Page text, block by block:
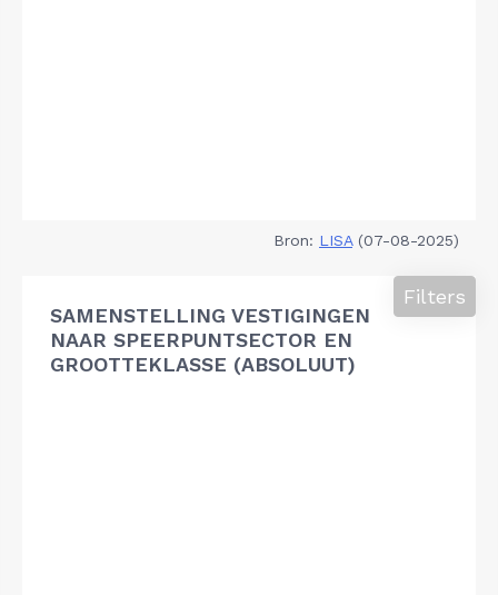
Bron: LISA(07-08-2025)
SAMENSTELLING VESTIGINGEN
NAAR SPEERPUNTSECTOR EN
GROOTTEKLASSE (ABSOLUUT)
Filters